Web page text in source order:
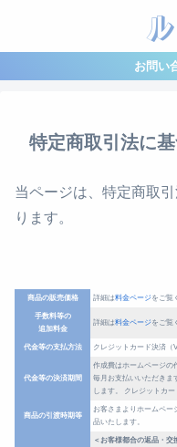
お問い
特定商取引法に
当ページは、特定商取
ります。
商品の販売価格 詳細は料金ページ をご覧
手数料等の
追加料金
詳細は料金ページ をご覧
代金等の支払方法 クレジットカード決済（
代金等の決済期間
作成費はホームページの
毎月お支払いいただきま
します。
クレジットカー
商品の引渡時期等
お客さまよりホームペー
品いたします。
＜お客様都合の返品・交